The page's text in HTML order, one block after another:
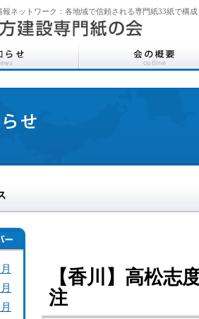
報ネットワーク：各地域で信頼される専門紙33紙で構成
【香川】高松
注